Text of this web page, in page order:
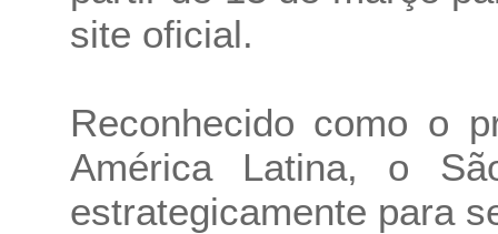
site oficial.
Reconhecido como o
América Latina, o
estrategicamente para